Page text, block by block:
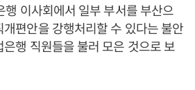
행 이사회에서 일부 부서를 부산으
편안을 강행처리할 수 있다는 불안
행 직원들을 불러 모은 것으로 보